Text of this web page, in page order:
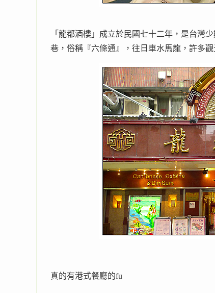
「龍都酒樓」成立於民國七十二年，是台灣
巷，俗稱『六條通』，往日車水馬龍，許多
真的有港式餐廳的fu